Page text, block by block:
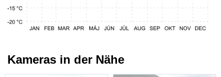
Kameras in der Nähe